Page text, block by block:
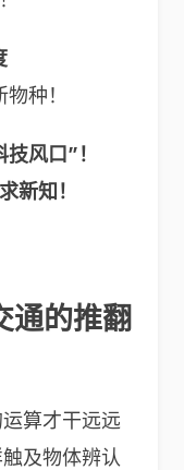
种！
风口”！
新知！
通的推翻
算才干远远
及物体辨认